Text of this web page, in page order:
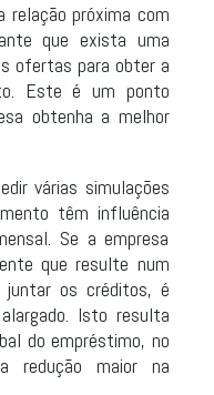
relação próxima com
que exista uma
ofertas para obter a
Este é um ponto
obtenha a melhor
várias simulações
têm influência
Se a empresa
que resulte num
juntar os créditos, é
Isto resulta
do empréstimo, no
redução maior na